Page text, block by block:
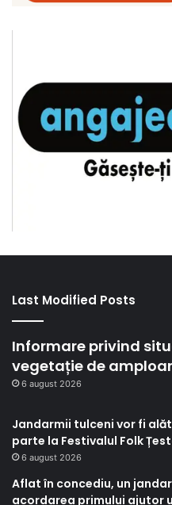
Last Modified Posts
Informare privind
vegetație de
6 august 2026
Jandarmii tulceni vor fi
parte la Festivalul Folk
6 august 2026
Aflat în concediu, un
acordarea primului ajutor